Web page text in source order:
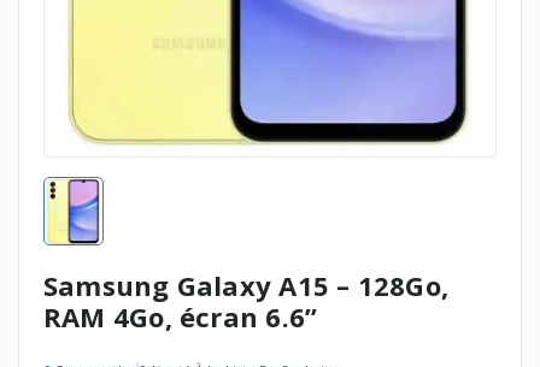
Samsung Galaxy A15 – 128Go,
RAM 4Go, écran 6.6’’